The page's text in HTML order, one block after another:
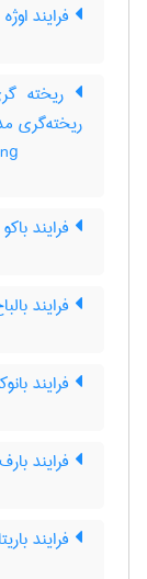
فرایند اوژه
ریخته
ریخته‌گری
فرایند باکو
فرایند
فرایند
فرایند بارف
فرایند باریتا